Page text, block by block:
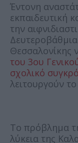
Έντονη
εκπαιδευτική
την
Θεσσαλονίκης
του 3ου
σχολικό
λειτουργούν το
Το πρόβλημα
λύκεια της